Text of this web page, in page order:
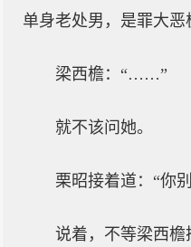
单身老处男，是罪大恶
梁西檐：“……”
就不该问她。
栗昭接着道：“你
说着，不等梁西檐